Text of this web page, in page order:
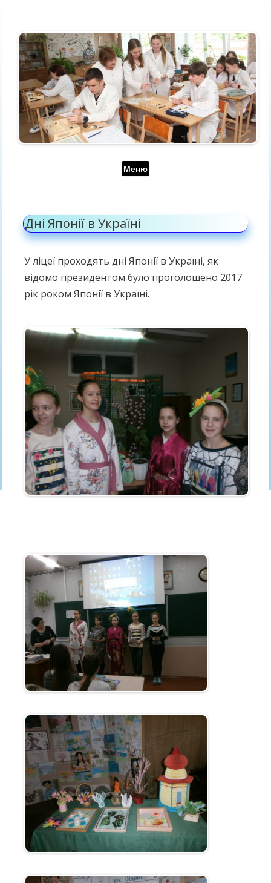
Меню
Дні Японії в Україні
У ліцеї проходять дні Японії в Україні, як
відомо президентом було проголошено 2017
рік роком Японії в Україні.